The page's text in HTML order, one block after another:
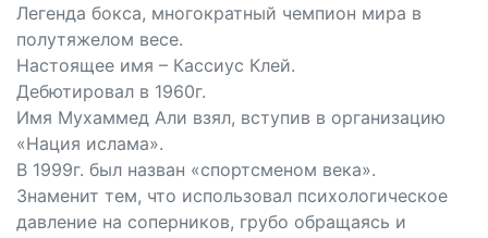
Легенда бокса, многократный чемпион мира в
полутяжелом весе.
Настоящее имя – Кассиус Клей.
Дебютировал в 1960г.
Имя Мухаммед Али взял, вступив в организацию
«Нация ислама».
В 1999г. был назван «спортсменом века».
Знаменит тем, что использовал психологическое
давление на соперников, грубо обращаясь и